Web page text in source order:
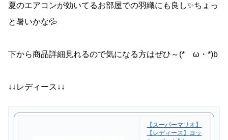
夏のエアコンが効いてるお部屋での羽織にも良し✨ちょっ
と暑いかな💦
下から商品詳細見れるので気になる方はぜひ～(*ゝω・*)b
↓↓レディース↓↓
【スーパーマリオ】
【レディース】ヨッ